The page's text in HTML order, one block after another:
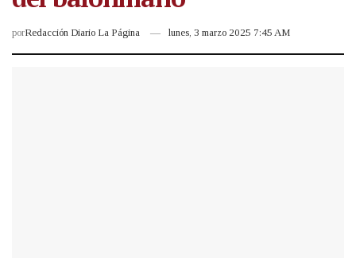
porRedacción Diario La Página lunes, 3 marzo 2025 7:45 AM